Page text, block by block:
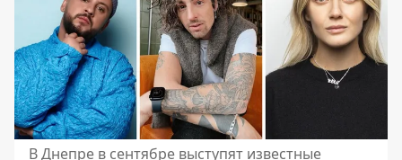
В Днепре в сентябре выступят известные